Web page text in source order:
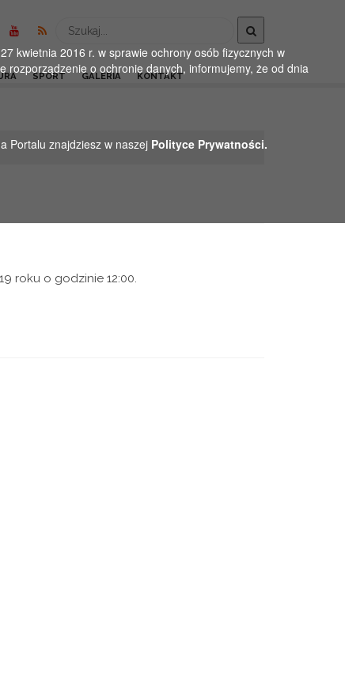
Wyszukaj
SPORT GALERIA KONTAKT
roku o godzinie 12:00.
kwietnia 2016 r. w sprawie ochrony osób fizycznych w
rozporządzenie o ochronie danych, informujemy, że od dnia
Portalu znajdziesz w naszej Polityce Prywatności.